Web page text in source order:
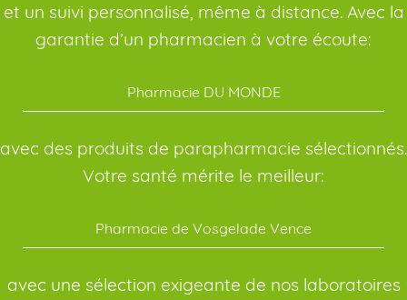
et un suivi personnalisé, même à distance. Avec la
garantie d’un pharmacien à votre écoute:
Pharmacie DU MONDE
avec des produits de parapharmacie sélectionnés.
Votre santé mérite le meilleur:
Pharmacie de Vosgelade Vence
avec une sélection exigeante de nos laboratoires